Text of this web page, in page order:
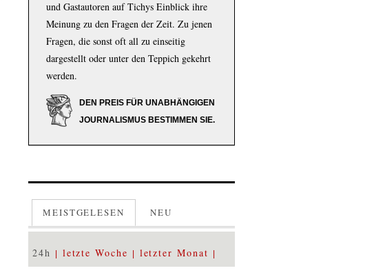
und Gastautoren auf Tichys Einblick ihre
Meinung zu den Fragen der Zeit. Zu jenen
Fragen, die sonst oft all zu einseitig
dargestellt oder unter den Teppich gekehrt
werden.
DEN PREIS FÜR UNABHÄNGIGEN
JOURNALISMUS BESTIMMEN SIE.
MEISTGELESEN NEU
24h letzte Woche letzter Monat